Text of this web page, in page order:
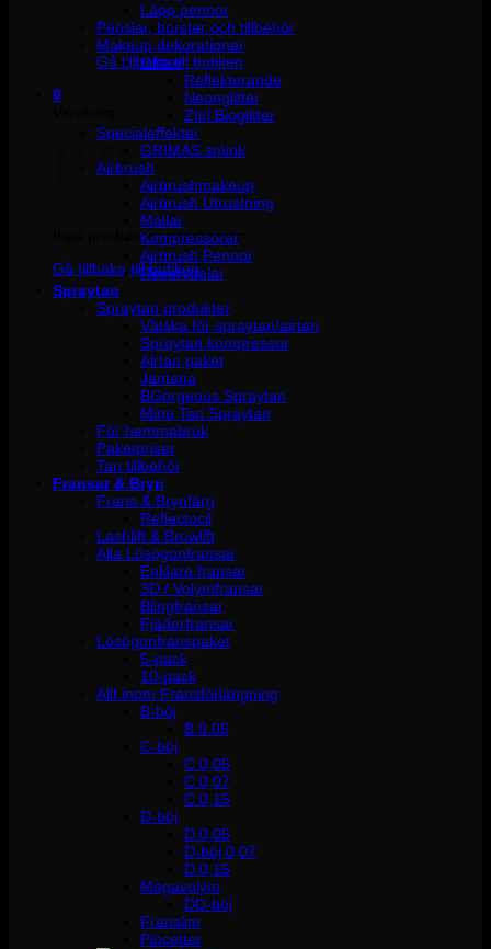
Inga produkter i varukorgen.
Gå tillbaka till butiken
0
Inga produkter i varukorgen.
Gå tillbaka till butiken
Läpp pennor
Penslar, borstar och tillbehör
Makeup dekorationer
Glitter
Reflekterande
Neonglitter
Ztirl Bioglitter
Specialeffekter
GRIMAS smink
Airbrush
Airbrushmakeup
Airbrush Utrustning
Mallar
Kompressorer
Airbrush Pennor
Reservdelar
Spraytan
Spraytan produkter
Vätska för spraytan/airtan
Spraytan kompressor
Airtan paket
Jantana
BGorgeous Spraytan
Mine Tan Spraytan
För hemmabruk
Paketpriser
Tan tillbehör
Fransar & Bryn
Frans & Brynfärg
Reflectocil
Lashlift & Browlift
Alla Lösögonfransar
Enklare fransar
3D / Volymfransar
Blingfransar
Fjäderfransar
Lösögonfranspaket
5-pack
10-pack
Allt inom Fransförlängning
B-böj
B 0.05
C-böj
C 0,05
C 0,07
C 0,15
D-böj
D 0,05
D-böj 0,07
D 0,15
Megavolym
DD-böj
Franslim
Pincetter